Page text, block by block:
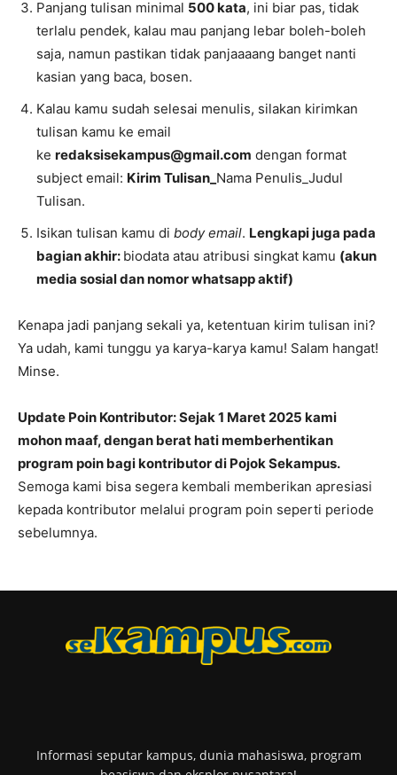
Panjang tulisan minimal 500 kata, ini biar pas, tidak
terlalu pendek, kalau mau panjang lebar boleh-boleh
saja, namun pastikan tidak panjaaaang banget nanti
kasian yang baca, bosen.
Kalau kamu sudah selesai menulis, silakan kirimkan
tulisan kamu ke email
ke redaksisekampus@gmail.com dengan format
subject email: Kirim Tulisan_ Nama Penulis_Judul
Tulisan.
Isikan tulisan kamu di body email. Lengkapi juga pada
bagian akhir: biodata atau atribusi singkat kamu (akun
media sosial dan nomor whatsapp aktif)
Kenapa jadi panjang sekali ya, ketentuan kirim tulisan ini?
Ya udah, kami tunggu ya karya-karya kamu! Salam hangat!
Minse.
Update Poin Kontributor: Sejak 1 Maret 2025 kami
mohon maaf, dengan berat hati memberhentikan
program poin bagi kontributor di Pojok Sekampus.
Semoga kami bisa segera kembali memberikan apresiasi
kepada kontributor melalui program poin seperti periode
sebelumnya.
Informasi seputar kampus, dunia mahasiswa, program